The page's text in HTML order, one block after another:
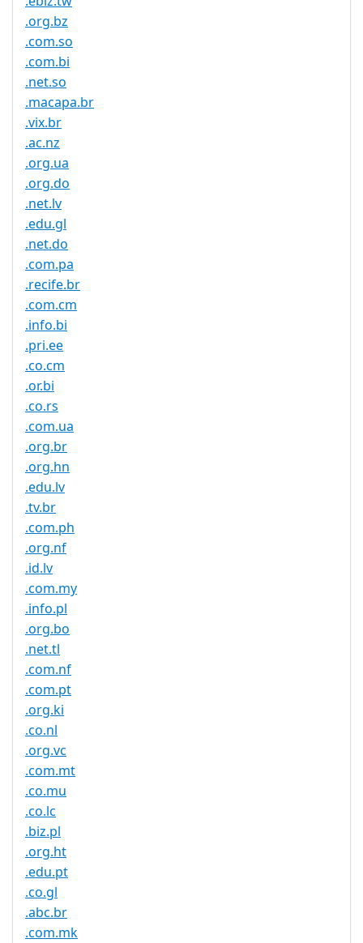
.org.bz
.com.so
.com.bi
.net.so
.macapa.br
.vix.br
.ac.nz
.org.ua
.org.do
.net.lv
.edu.gl
.net.do
.com.pa
.recife.br
.com.cm
.info.bi
.pri.ee
.co.cm
.or.bi
.co.rs
.com.ua
.org.br
.org.hn
.edu.lv
.tv.br
.com.ph
.org.nf
.id.lv
.com.my
.info.pl
.org.bo
.net.tl
.com.nf
.com.pt
.org.ki
.co.nl
.org.vc
.com.mt
.co.mu
.co.lc
.biz.pl
.org.ht
.edu.pt
.co.gl
.abc.br
.com.mk